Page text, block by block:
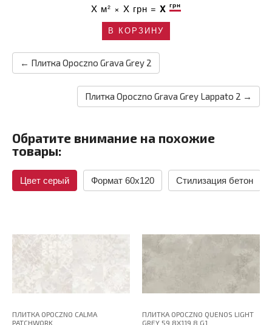
X м² × X грн = X грн
В КОРЗИНУ
← Плитка Opoczno Grava Grey 2
Плитка Opoczno Grava Grey Lappato 2 →
Обратите внимание на похожие
товары:
Цвет серый Формат 60x120 Стилизация бетон
ПЛИТКА OPOCZNO CALMA
PATCHWORK
ПЛИТКА OPOCZNO QUENOS LIGHT
GREY 59,8X119,8 G1